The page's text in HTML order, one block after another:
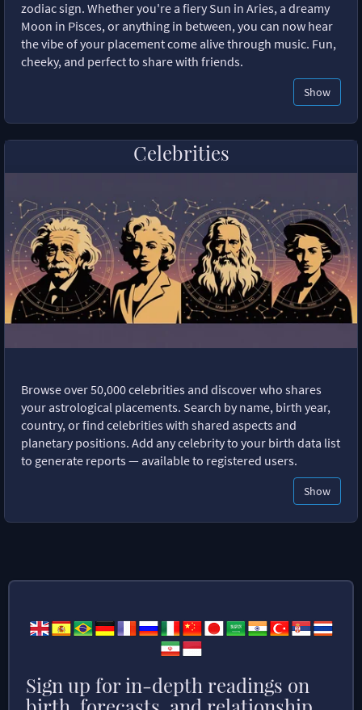
zodiac sign. Whether you're a fiery Sun in Aries, a dreamy
Moon in Pisces, or anything in between, you can now hear
the vibe of your placement come alive through music. Fun,
cheeky, and perfect to share with friends.
Show
Celebrities
Browse over 50,000 celebrities and discover who shares
your astrological placements. Search by name, birth year,
country, or find celebrities with shared aspects and
planetary positions. Add any celebrity to your birth data list
to generate reports — available to registered users.
Show
Sign up for in-depth readings on